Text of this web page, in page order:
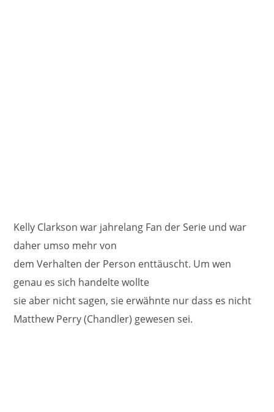
Kelly Clarkson war jahrelang Fan der Serie und war
daher umso mehr von
dem Verhalten der Person enttäuscht. Um wen
genau es sich handelte wollte
sie aber nicht sagen, sie erwähnte nur dass es nicht
Matthew Perry (Chandler) gewesen sei.